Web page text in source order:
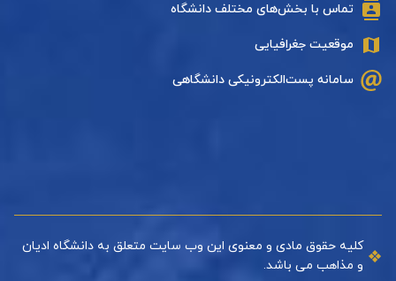
تماس با بخش‌های مختلف دانشگاه
موقعیت جغرافیایی
سامانه پست‌الکترونیکی دانشگاهی
کلیه حقوق مادی و معنوی این وب سایت متعلق به دانشگاه ادیان
و مذاهب می باشد.